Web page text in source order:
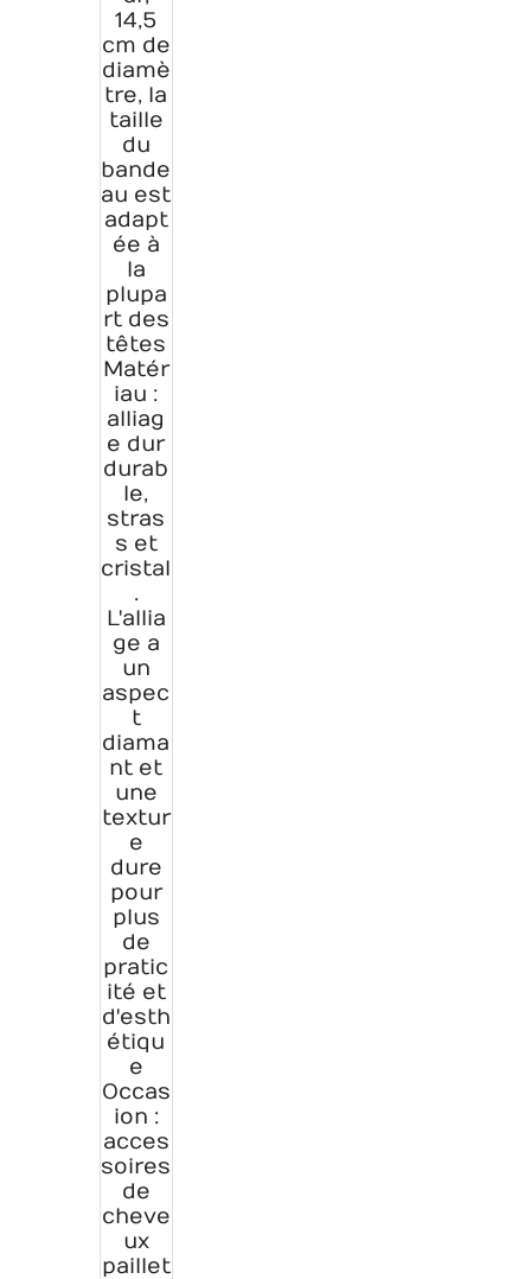
14,5
cm de
diamè
tre, la
taille
du
bande
au est
adapt
ée à
la
plupa
rt des
têtes
Matér
iau :
alliag
e dur
durab
le,
stras
s et
cristal
.
L'allia
ge a
un
aspec
t
diama
nt et
une
textur
e
dure
pour
plus
de
pratic
ité et
d'esth
étiqu
e
Occas
ion :
acces
soires
de
cheve
ux
paillet